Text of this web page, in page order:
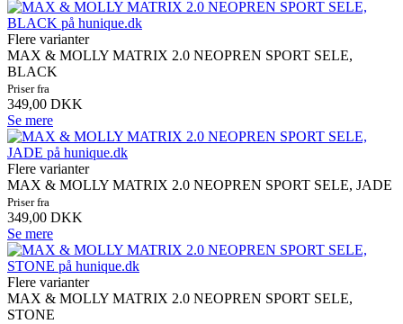
Flere varianter
MAX & MOLLY MATRIX 2.0 NEOPREN SPORT SELE,
BLACK
Priser fra
349,00 DKK
Se mere
Flere varianter
MAX & MOLLY MATRIX 2.0 NEOPREN SPORT SELE, JADE
Priser fra
349,00 DKK
Se mere
Flere varianter
MAX & MOLLY MATRIX 2.0 NEOPREN SPORT SELE,
STONE